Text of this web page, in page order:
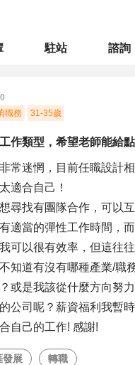
駐站 諮詢
職務 31-35歲
作類型，希望老師能給
常迷惘，目前任職設計
適合自己！
尋找有團隊合作，可以
適當的彈性工作時間，
可以很有效率，但這往
知道有沒有哪種產業/職
或是我該從什麼方向努
公司呢？薪資福利我暫
自己的工作! 感謝!
發展 轉職